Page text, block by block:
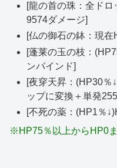
[龍の首の珠：全ド
9574ダメージ]
[仏の御石の鉢：現在
[蓬莱の玉の枝：
ンバインド]
[夜穿天昇：(HP30％
ップに変換＋単発
[不死の薬：(HP1％
※HP75％以上からHP0